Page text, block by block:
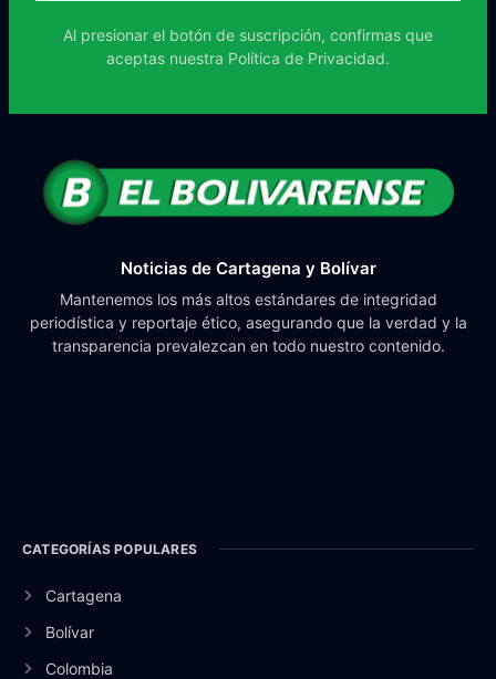
Al presionar el botón de suscripción, confirmas que
aceptas nuestra Política de Privacidad.
Noticias de Cartagena y Bolívar
Mantenemos los más altos estándares de integridad
periodística y reportaje ético, asegurando que la verdad y la
transparencia prevalezcan en todo nuestro contenido.
CATEGORÍAS POPULARES
Cartagena
Bolívar
Colombia